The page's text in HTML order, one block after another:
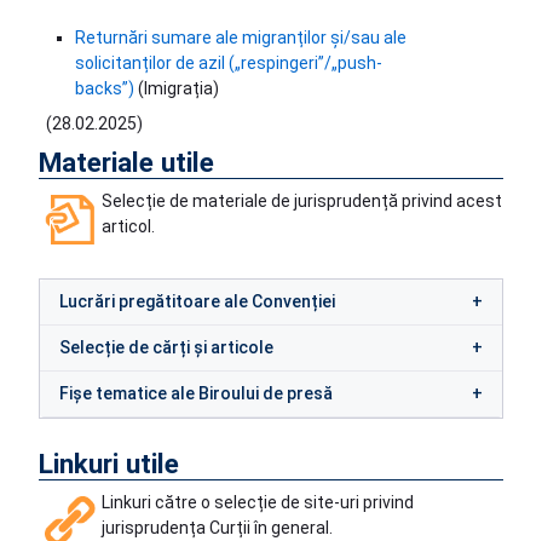
Returnări sumare ale migranților și/sau ale
solicitanților de azil („respingeri”/„push-
backs”) (Imigrația)
(28.02.2025)
Materiale utile
Selecție de materiale de jurisprudență privind acest
articol.
Lucrări pregătitoare ale Convenției
Selecție de cărți și articole
Fișe tematice ale Biroului de presă
Linkuri utile
Linkuri către o selecție de site-uri privind
jurisprudența Curții în general.